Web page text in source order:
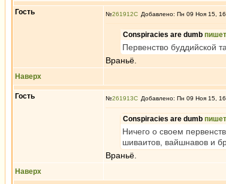
Гость №261912 Добавлено: Пн 09 Ноя 15,
Conspiracies are dumb пишет
Первенство буддийской
Враньё.
Наверх
Гость №261913 Добавлено: Пн 09 Ноя 15,
Conspiracies are dumb пишет
Ничего о своем
шиваитов, вайшнавов и
Враньё.
Наверх